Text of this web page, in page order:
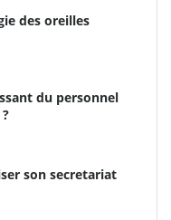
des oreilles
du personnel
son secretariat